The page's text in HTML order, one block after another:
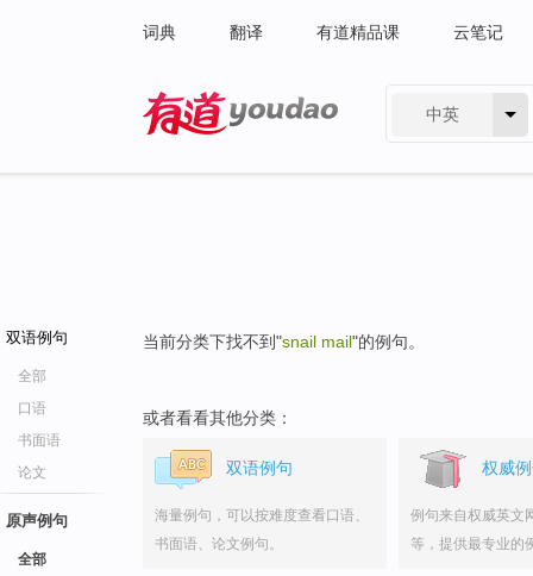
词典 翻译 有道精品课 云笔记
中英
双语例句
全部
口语
书面语
论文
原声例句
全部
当前分类下找不到"snail mail"的例句。
或者看看其他分类：
双语例句
海量例句，可以按难度查看口语、
书面语、论文例句。
权威
例句来自权威英文
等，提供最专业的